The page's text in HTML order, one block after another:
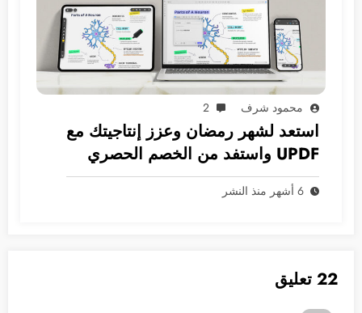
محمود شرف 2
استعد لشهر رمضان وعزز إنتاجيتك مع
UPDF واستفد من الخصم الحصري
6 أشهر منذ النشر
22 تعليق